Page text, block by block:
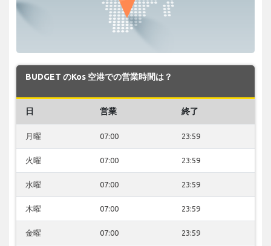
BUDGET のKos 空港での営業時間は？
日 営業 終了
月曜 07:00 23:59
火曜 07:00 23:59
水曜 07:00 23:59
木曜 07:00 23:59
金曜 07:00 23:59